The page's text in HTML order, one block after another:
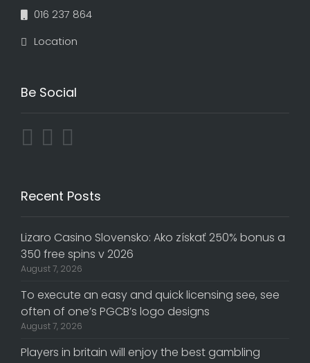
016 237 864
Location
Be Social
Recent Posts
Lizaro Casino Slovensko: Ako získať 250% bonus a
350 free spins v 2026
August 7, 2026
To execute an easy and quick licensing see, see
often of one’s PGCB’s logo designs
August 7, 2026
Players in britain will enjoy the best gambling